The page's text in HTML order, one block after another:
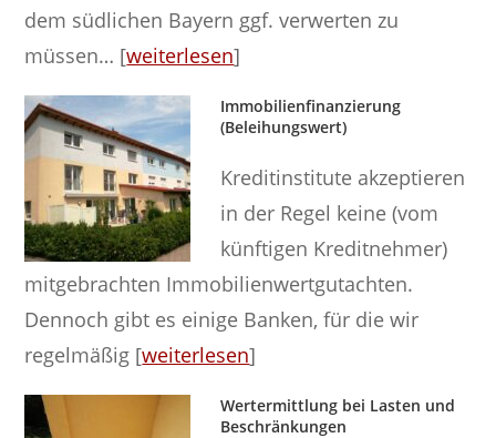
dem südlichen Bayern ggf. verwerten zu
müssen… [weiterlesen]
Immobilienfinanzierung
(Beleihungswert)
Kreditinstitute akzeptieren
in der Regel keine (vom
künftigen Kreditnehmer)
mitgebrachten Immobilienwertgutachten.
Dennoch gibt es einige Banken, für die wir
regelmäßig [weiterlesen]
Wertermittlung bei Lasten und
Beschränkungen